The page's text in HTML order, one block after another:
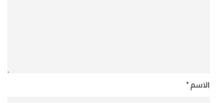
الاسم *